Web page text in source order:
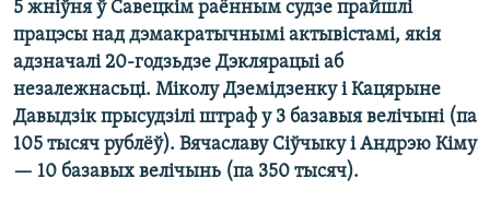
КУЛЬТУРА
КАЛЯНДАР
МОВА
НА ХВАЛЯХ СВАБОДЫ
5 жніўня ў Савецкім раённым судзе прайшлі
працэсы над дэмакратычнымі актывістамі, якія
адзначалі 20-годзьдзе Дэклярацыі аб
незалежнасьці. Міколу Дземідзенку і Кацярыне
Давыдзік прысудзілі штраф у 3 базавыя велічыні (па
105 тысяч рублёў). Вячаславу Сіўчыку і Андрэю Кіму
— 10 базавых велічынь (па 350 тысяч).